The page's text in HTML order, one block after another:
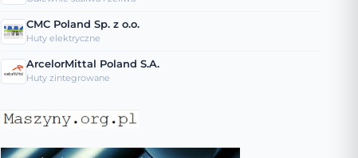
CMC Poland Sp. z o.o.
Huty elektryczne
ArcelorMittal Poland S.A.
Huty zintegrowane